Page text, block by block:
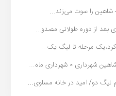
شاهین را سوت می‌زند...
بعد از دوره طولانی مصدو...
کرد،یک مرحله تا لیگ یک...
لیگ دو/ امید در خانه مساوی...